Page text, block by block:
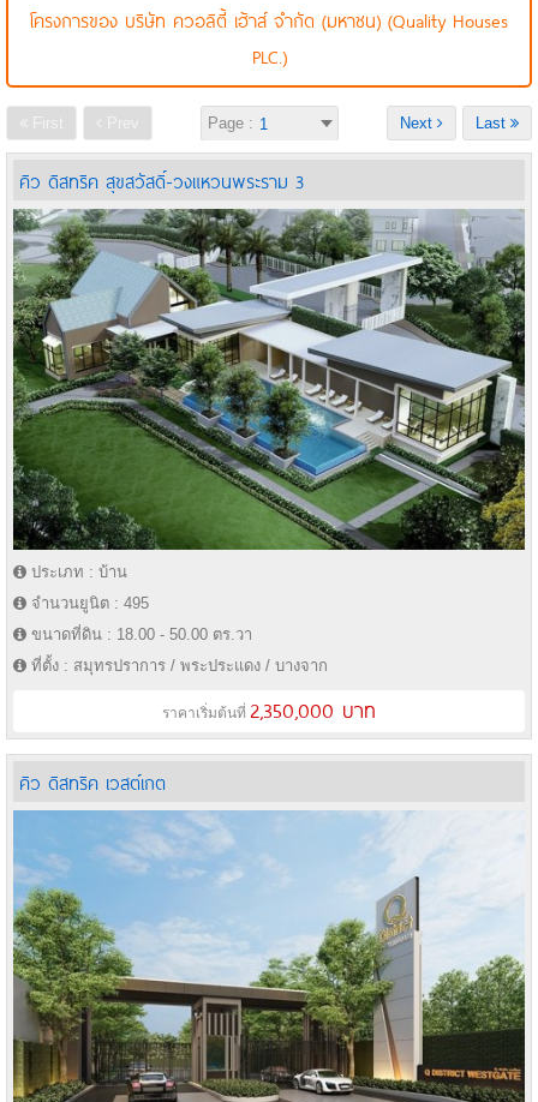
โครงการของ บริษัท ควอลิตี้ เฮ้าส์ จำกัด (มหาชน) (Quality Houses
PLC.)
First Prev Page : Last
Next
คิว ดิสทริค สุขสวัสดิ์-วงแหวนพระราม 3
ประเภท : บ้าน
จำนวนยูนิต : 495
ขนาดที่ดิน : 18.00 - 50.00 ตร.วา
ที่ตั้ง : สมุทรปราการ / พระประแดง / บางจาก
ราคาเริ่มต้นที่ 2,350,000 บาท
คิว ดิสทริค เวสต์เกต